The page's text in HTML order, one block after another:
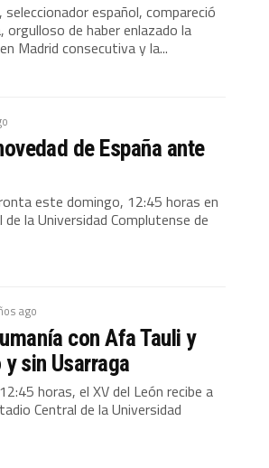
español, compareció
orgulloso de haber enlazado la
Madrid consecutiva y la...
de España ante
este domingo, 12:45 horas en
la Universidad Complutense de
ago
con Afa Tauli y
sin Usarraga
horas, el XV del León recibe a
Central de la Universidad